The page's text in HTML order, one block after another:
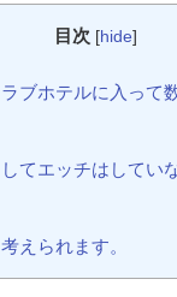
目次 [hide]
ブホテルに入って
てエッチはしてい
えられます。